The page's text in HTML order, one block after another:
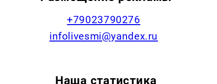
+79023790276
infolivesmi@yandex.ru
Наша статистика